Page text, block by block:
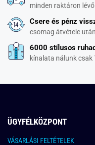
minden raktáron
Csere és pénz
csomag átvétele
6000 stílusos
kínalata nálunk csak
ÜGYFÉLKÖZPONT
VÁSARLÁSI FELTÉTELEK